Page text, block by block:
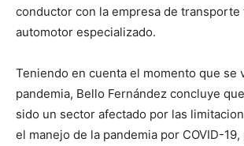
conductor con la empresa de
automotor especializado.
Teniendo en cuenta el momento que se
pandemia, Bello Fernández concluye
sido un sector afectado por las
el manejo de la pandemia por COVID-